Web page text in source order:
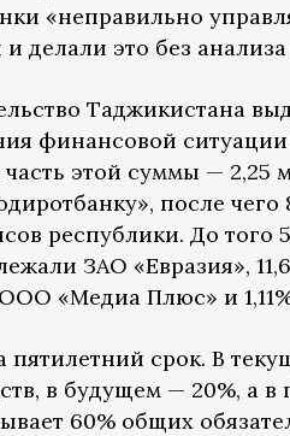
«неправильно
делали это без анализа
Таджикистана
финансовой
этой суммы — 2,25
после чего
республики. До того
ЗАО «Евразия»,
«Медиа Плюс» и
пятилетний срок. В
в будущем — 20%, а
60% общих